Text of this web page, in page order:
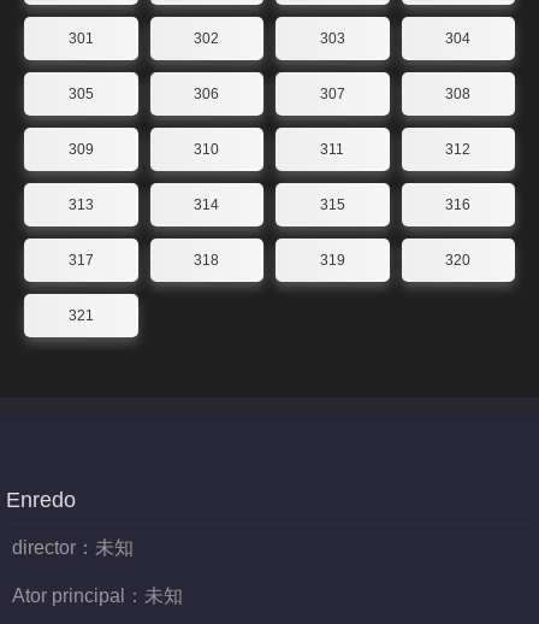
301 302 303 304
305 306 307 308
309 310 311 312
313 314 315 316
317 318 319 320
321
Enredo
director： 未知
Ator principal： 未知